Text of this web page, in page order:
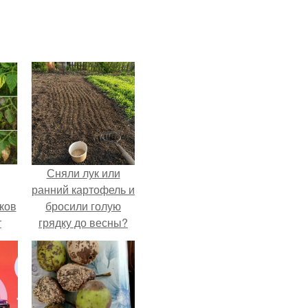
Сняли лук или
ранний картофель и
бросили голую
грядку до весны?